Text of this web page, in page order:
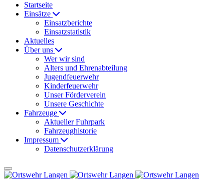
Startseite
Einsätze
Einsatzberichte
Einsatzstatistik
Aktuelles
Über uns
Wer wir sind
Alters und Ehrenabteilung
Jugendfeuerwehr
Kinderfeuerwehr
Unser Förderverein
Unsere Geschichte
Fahrzeuge
Aktueller Fuhrpark
Fahrzeughistorie
Impressum
Datenschutzerklärung